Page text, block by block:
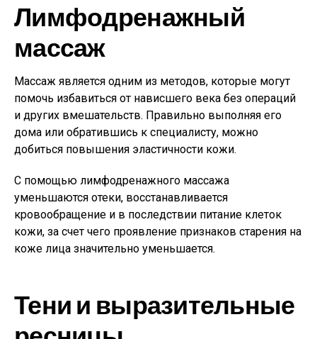
Лимфодренажный
массаж
Массаж является одним из методов, которые могут
помочь избавиться от нависшего века без операций
и других вмешательств. Правильно выполняя его
дома или обратившись к специалисту, можно
добиться повышения эластичности кожи.
С помощью лимфодренажного массажа
уменьшаются отеки, восстанавливается
кровообращение и в последствии питание клеток
кожи, за счет чего проявление признаков старения на
коже лица значительно уменьшается.
Тени и выразительные